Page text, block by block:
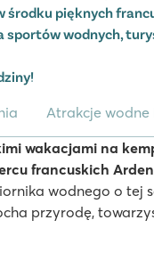
środku pięknych
sportów wodnych,
Atrakcje wodne
wakacjami na
francuskich
wodnego o tej
przyrodę,